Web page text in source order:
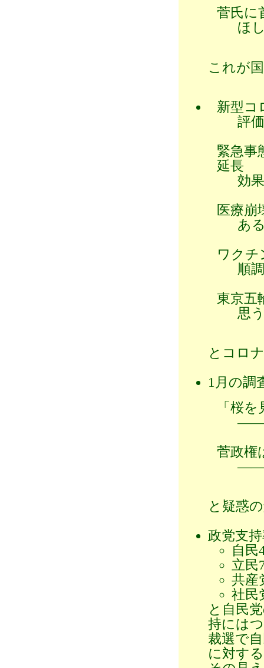
菅氏に
ほ
これが
新型コ
評
緊急事
延長
効
医療崩
あ
ワクチ
順
東京五
思
とコロ
1月の調
「桜
――
菅政権
――
と疑惑
政党支
自民
立民
共産
社民
と自民
持には
裁選で
に対す